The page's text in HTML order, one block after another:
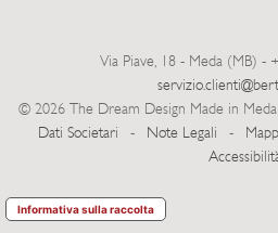
Via Piave, 18 - Meda (MB) -
© 2026 The Dream Design Made in
Dati Societari
- Note Legali -
Informativa sulla raccolta